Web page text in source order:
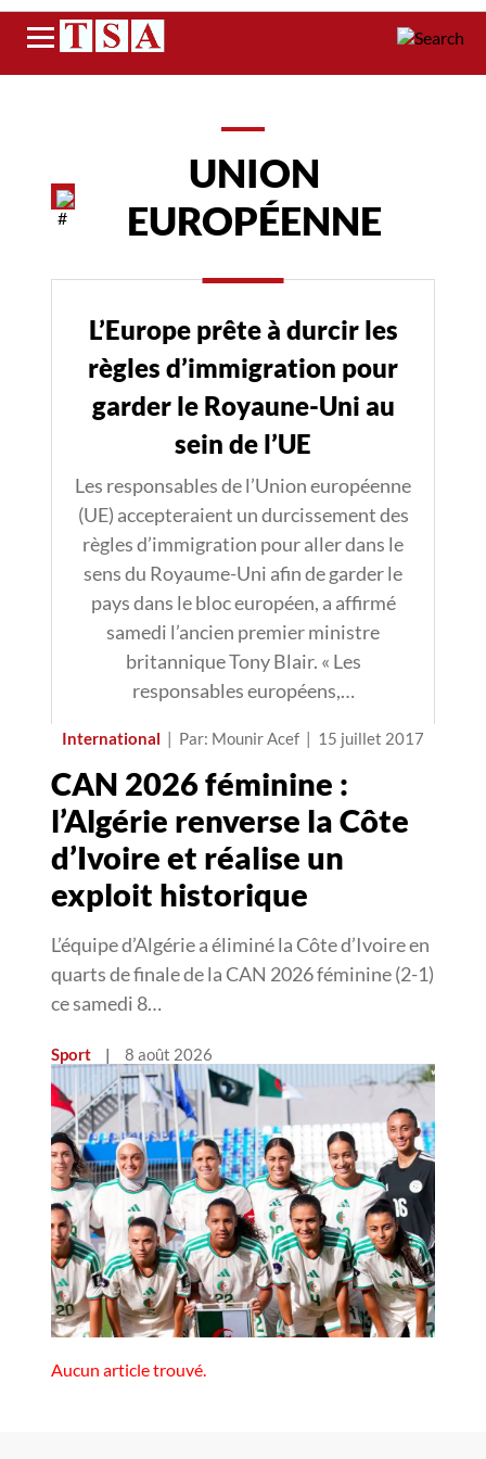
Menu
UNION
EUROPÉENNE
L’Europe prête à durcir les
règles d’immigration pour
garder le Royaune-Uni au
sein de l’UE
Les responsables de l’Union européenne
(UE) accepteraient un durcissement des
règles d’immigration pour aller dans le
sens du Royaume-Uni afin de garder le
pays dans le bloc européen, a affirmé
samedi l’ancien premier ministre
britannique Tony Blair. « Les
responsables européens,…
International | Par: Mounir Acef | 15 juillet 2017
CAN 2026 féminine :
l’Algérie renverse la Côte
d’Ivoire et réalise un
exploit historique
L’équipe d’Algérie a éliminé la Côte d’Ivoire en
quarts de finale de la CAN 2026 féminine (2-1)
ce samedi 8…
Sport | 8 août 2026
Aucun article trouvé.